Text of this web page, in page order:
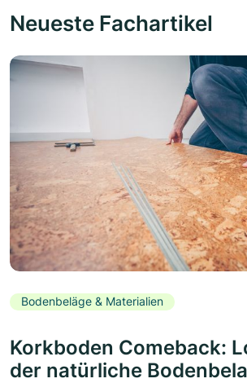
Neueste Fachartikel
Bodenbeläge & Materialien
Korkboden Comeback:
der natürliche